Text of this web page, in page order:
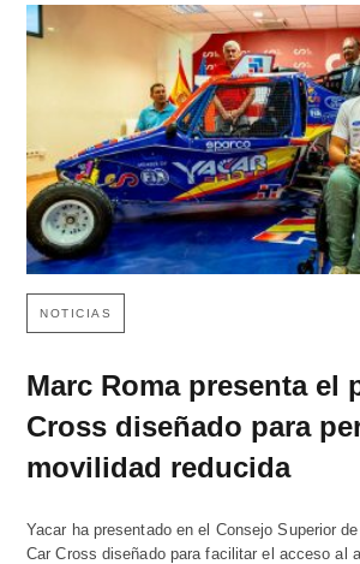
NOTICIAS
Marc Roma presenta el
Cross diseñado para
movilidad reducida
Yacar ha presentado en el Consejo Superior
Car Cross diseñado para facilitar el acceso al